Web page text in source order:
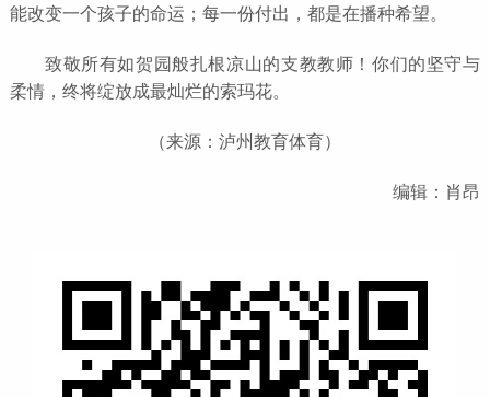
能改变一个孩子的命运；每一份付出，都是在播种希望。
致敬所有如贺园般扎根凉山的支教教师！你们的坚守与
柔情，终将绽放成最灿烂的索玛花。
（来源：泸州教育体育）
编辑：肖昂